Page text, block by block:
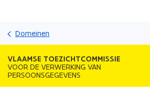
inhoud
Domeinen
VLAAMSE TOEZICHTCOMMISSIE
VOOR DE VERWERKING VAN
PERSOONSGEGEVENS